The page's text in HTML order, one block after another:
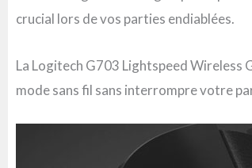
crucial lors de vos parties endiablées.
La Logitech G703 Lightspeed Wireless
mode sans fil sans interrompre votre